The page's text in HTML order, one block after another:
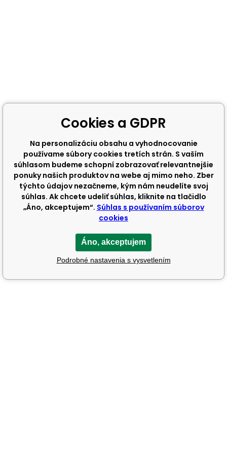
Cookies a GDPR
Na personalizáciu obsahu a vyhodnocovanie
používame súbory cookies tretích strán. S vaším
súhlasom budeme schopní zobrazovať relevantnejšie
ponuky našich produktov na webe aj mimo neho. Zber
týchto údajov nezačneme, kým nám neudelíte svoj
súhlas. Ak chcete udeliť súhlas, kliknite na tlačidlo
„Áno, akceptujem“. Súhlas s používaním súborov
cookies
Áno, akceptujem
Podrobné nastavenia s vysvetlením